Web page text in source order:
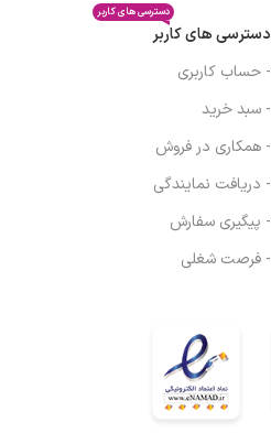
دسترسی های کاربر
دسترسی های کاربر
- حساب کاربری
- سبد خرید
- همکاری در فروش
- دریافت نمایندگی
- پیگیری سفارش
- فرصت شغلی